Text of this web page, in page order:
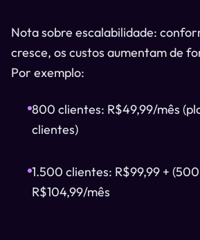
Nota sobre escalabilidade:
cresce, os custos aumentam de
Por exemplo:
800 clientes: R$49,99/mês
clientes)
1.500 clientes: R$99,99 +
R$104,99/mês